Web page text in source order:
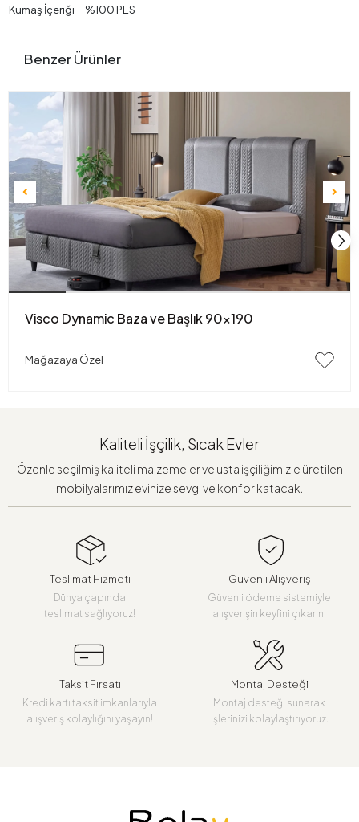
Kumaş İçeriği
%100 PES
Benzer Ürünler
Visco Dynamic Baza ve Başlık 90x190
Mağazaya Özel
Kaliteli İşçilik, Sıcak Evler
Özenle seçilmiş kaliteli malzemeler ve usta işçiliğimizle üretilen
mobilyalarımız evinize sevgi ve konfor katacak.
Teslimat Hizmeti
Dünya çapında
teslimat sağlıyoruz!
Güvenli Alışveriş
Güvenli ödeme sistemiyle
alışverişin keyfini çıkarın!
Taksit Fırsatı
Kredi kartı taksit imkanlarıyla
alışveriş kolaylığını yaşayın!
Montaj Desteği
Montaj desteği sunarak
işlerinizi kolaylaştırıyoruz.